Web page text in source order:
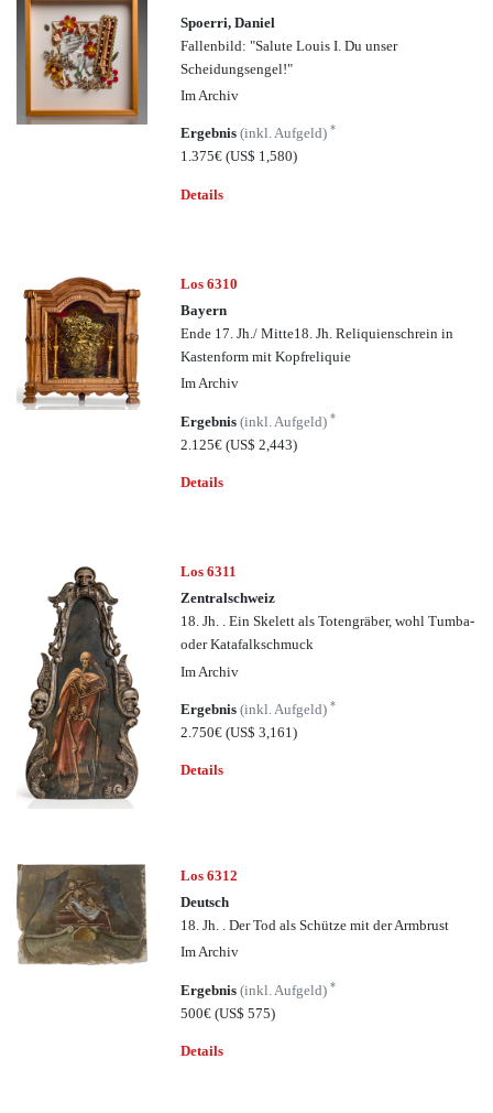
Spoerri, Daniel
Fallenbild: "Salute Louis I. Du unser
Scheidungsengel!"
Im Archiv
Ergebnis(inkl. Aufgeld)*
1.375€(US$ 1,580)
Details
Los 6310
Bayern
Ende 17. Jh./ Mitte18. Jh. Reliquienschrein in
Kastenform mit Kopfreliquie
Im Archiv
Ergebnis(inkl. Aufgeld)*
2.125€(US$ 2,443)
Details
Los 6311
Zentralschweiz
18. Jh. . Ein Skelett als Totengräber, wohl Tumba-
oder Katafalkschmuck
Im Archiv
Ergebnis(inkl. Aufgeld)*
2.750€(US$ 3,161)
Details
Los 6312
Deutsch
18. Jh. . Der Tod als Schütze mit der Armbrust
Im Archiv
Ergebnis(inkl. Aufgeld)*
500€(US$ 575)
Details